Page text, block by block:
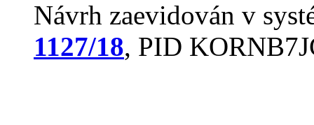
Návrh zaevidován v
1127/18, PID